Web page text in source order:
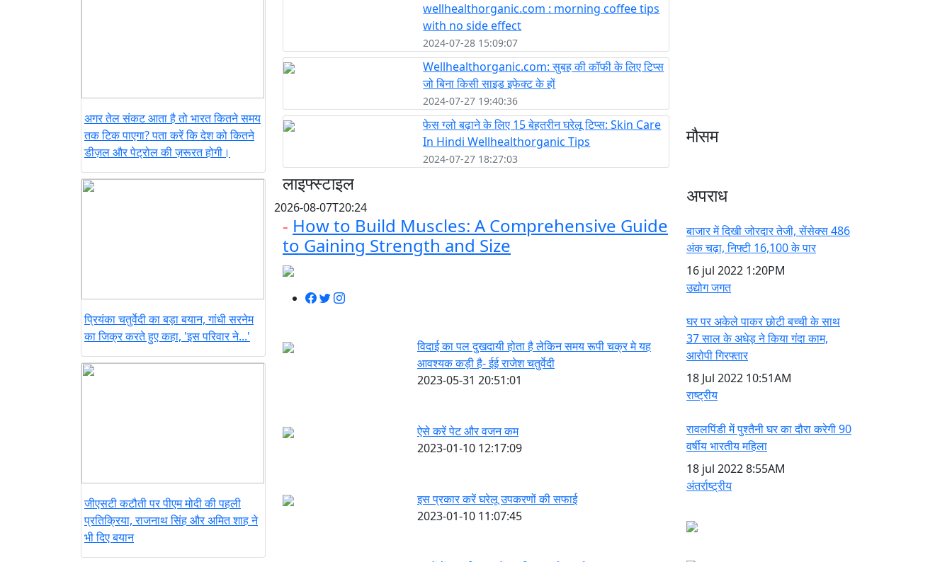
अगर तेल संकट आता है तो भारत कितने समय
तक टिक पाएगा? पता करें कि देश को कितने
डीज़ल और पेट्रोल की ज़रूरत होगी।
प्रियंका चतुर्वेदी का बड़ा बयान, गांधी सरनेम
का जिक्र करते हुए कहा, 'इस परिवार ने...'
जीएसटी कटौती पर पीएम मोदी की पहली
प्रतिक्रिया, राजनाथ सिंह और अमित शाह ने
भी दिए बयान
wellhealthorganic.com : morning coffee tips
with no side effect
2024-07-28 15:09:07
Wellhealthorganic.com: सुबह की कॉफी के लिए टिप्स
जो बिना किसी साइड इफेक्ट के हों
2024-07-27 19:40:36
फेस ग्लो बढ़ाने के लिए 15 बेहतरीन घरेलू टिप्स: Skin Care
In Hindi Wellhealthorganic Tips
2024-07-27 18:27:03
लाइफ्स्टाइल
2026-08-07T20:24
- How to Build Muscles: A Comprehensive Guide
to Gaining Strength and Size
विदाई का पल दुखदायी होता है लेकिन समय रूपी चक्र मे यह
आवश्यक कड़ी है- ईई राजेश चतुर्वेदी
2023-05-31 20:51:01
ऐसे करें पेट और वजन कम
2023-01-10 12:17:09
इस प्रकार करें घरेलू उपकरणों की सफाई
2023-01-10 11:07:45
मौसम
अपराध
बाजार में दिखी जोरदार तेजी, सेंसेक्स 486
अंक चढ़ा, निफ्टी 16,100 के पार
16 jul 2022 1:20PM
उद्योग जगत
घर पर अकेले पाकर छोटी बच्ची के साथ
37 साल के अधेड़ ने किया गंदा काम,
आरोपी गिरफ्तार
18 Jul 2022 10:51AM
राष्ट्रीय
रावलपिंडी में पुश्तैनी घर का दौरा करेगी 90
वर्षीय भारतीय महिला
18 jul 20228:55AM
अंतर्राष्ट्रीय